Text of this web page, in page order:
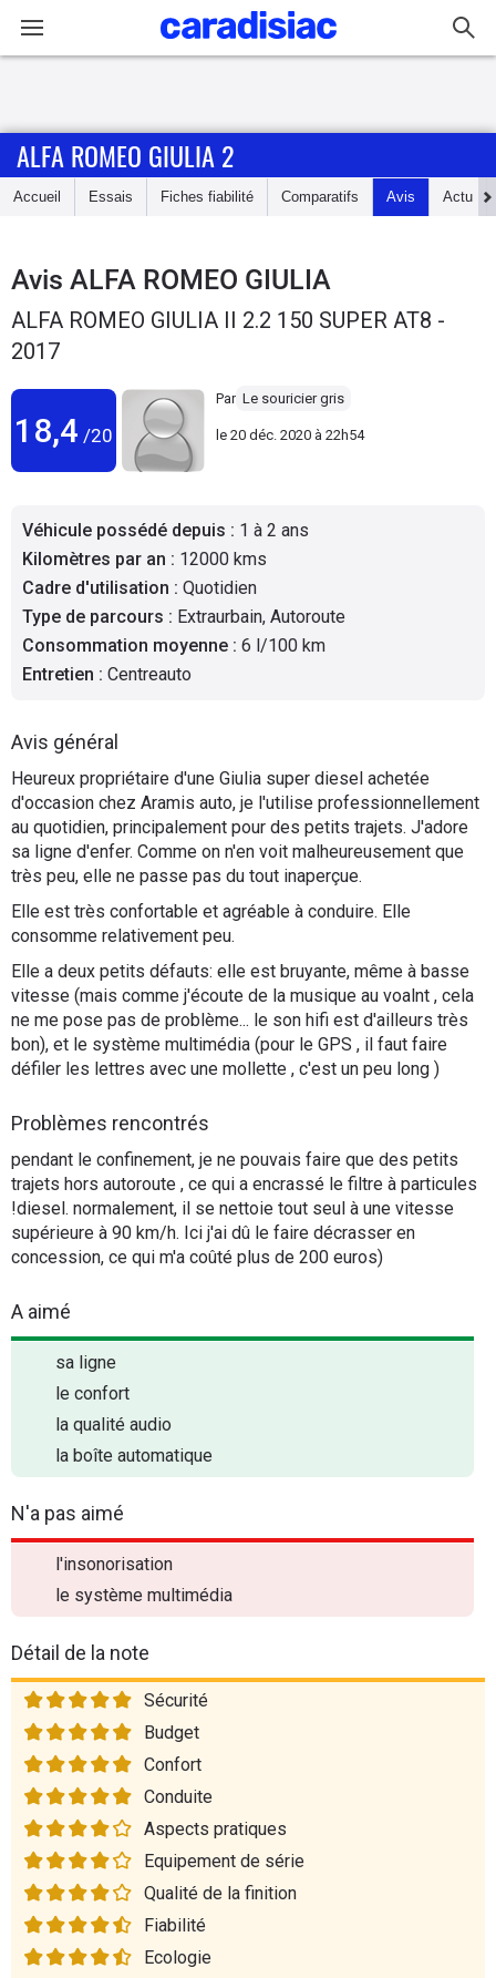
Accueil
Essais
Guide
d'achat
Utilitaires
Flottes
Auto
Services
Forum
Marques
ALFA ROMEO GIULIA 2
Accueil Essais Fiches fiabilité Comparatifs Avis Actu
Avis ALFA ROMEO GIULIA
ALFA ROMEO GIULIA II 2.2 150 SUPER AT8 -
2017
18,4 /20
Par Le souricier gris
le 20 déc. 2020 à 22h54
Véhicule possédé depuis : 1 à 2 ans
Kilomètres par an : 12000 kms
Cadre d'utilisation : Quotidien
Type de parcours : Extraurbain, Autoroute
Consommation moyenne : 6 l/100 km
Entretien : Centreauto
Avis général
Heureux propriétaire d'une Giulia super diesel achetée
d'occasion chez Aramis auto, je l'utilise professionnellement
au quotidien, principalement pour des petits trajets. J'adore
sa ligne d'enfer. Comme on n'en voit malheureusement que
très peu, elle ne passe pas du tout inaperçue.
Elle est très confortable et agréable à conduire. Elle
consomme relativement peu.
Elle a deux petits défauts: elle est bruyante, même à basse
vitesse (mais comme j'écoute de la musique au voalnt , cela
ne me pose pas de problème... le son hifi est d'ailleurs très
bon), et le système multimédia (pour le GPS , il faut faire
défiler les lettres avec une mollette , c'est un peu long )
Problèmes rencontrés
pendant le confinement, je ne pouvais faire que des petits
trajets hors autoroute , ce qui a encrassé le filtre à particules
!diesel. normalement, il se nettoie tout seul à une vitesse
supérieure à 90 km/h. Ici j'ai dû le faire décrasser en
concession, ce qui m'a coûté plus de 200 euros)
A aimé
sa ligne
le confort
la qualité audio
la boîte automatique
N'a pas aimé
l'insonorisation
le système multimédia
Détail de la note
Sécurité
Budget
Confort
Conduite
Aspects pratiques
Equipement de série
Qualité de la finition
Fiabilité
Ecologie